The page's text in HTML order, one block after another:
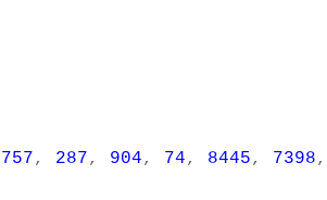
757, 287, 904, 74, 8445, 7398,